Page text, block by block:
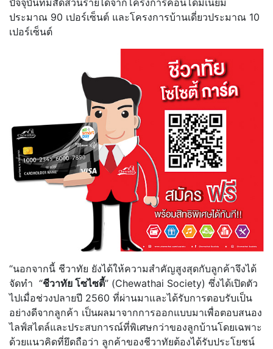
ประมาณ 90 เปอร์เซ็นต์ และโครงการบ้านเดี่ยวประมาณ 10
เปอร์เซ็นต์
“นอกจากนี้ ชีวาทัย ยังได้ให้ความสำคัญสูงสุดกับลูกค้าจึงได้
จัดทำ “ชีวาทัย โซไซตี้” (Chewathai Society) ซึ่งได้เปิดตัว
ไปเมื่อช่วงปลายปี 2560 ที่ผ่านมาและได้รับการตอบรับเป็น
อย่างดีจากลูกค้า เป็นผลมาจากการออกแบบมาเพื่อตอบสนอง
ไลฟ์สไตล์และประสบการณ์ที่พิเศษกว่าของลูกบ้านโดยเฉพาะ
ด้วยแนวคิดที่ยึดถือว่า ลูกค้าของชีวาทัยต้องได้รับประโยชน์